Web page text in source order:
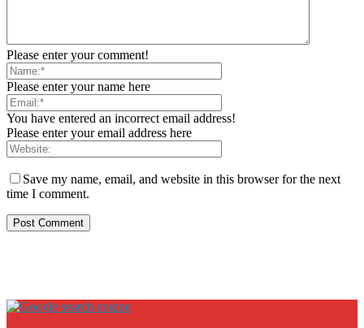
Please enter your comment!
Please enter your name here
You have entered an incorrect email address!
Please enter your email address here
Save my name, email, and website in this browser for the next
time I comment.